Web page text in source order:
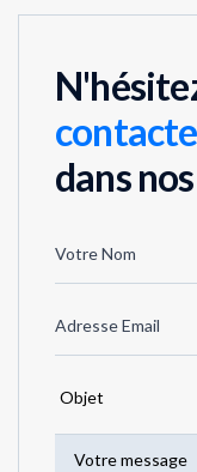
dans